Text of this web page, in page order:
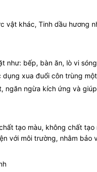
vật khác, Tinh dầu hương
như: bếp, bàn ăn, lò vi
xua đuổi côn trùng
ngăn ngừa kích ứng và
tạo màu, không chất
với môi trường, nhằm